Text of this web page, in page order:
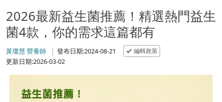
2026最新益生菌推薦！精選熱門益生
菌4款，你的需求這篇都有
黃瓊慧 營養師 發布日期:2024-08-21 編輯政策
更新日期:2026-03-02